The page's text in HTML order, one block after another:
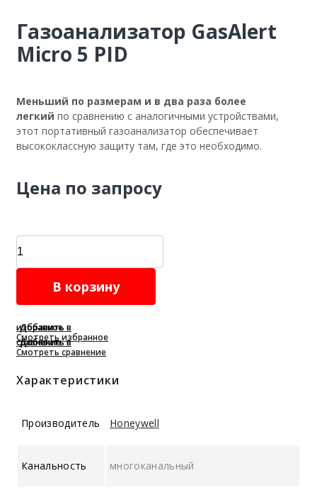
Газоанализатор GasAlert
Micro 5 PID
Меньший по размерам и в два раза более
легкий по сравнению с аналогичными устройствами,
этот портативный газоанализатор обеспечивает
высококлассную защиту там, где это необходимо.
Цена по запросу
Газоанализатор
GasAlert
quantity
В корзину
Добавить в избранное
Смотреть избранное
Добавить в сравнение
Смотреть сравнение
Характеристики
Производитель Honeywell
Канальность многоканальный